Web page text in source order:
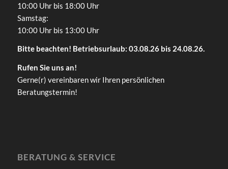
10:00 Uhr bis 18:00 Uhr
Samstag:
10:00 Uhr bis 13:00 Uhr
Bitte beachten! Betriebsurlaub: 03.08.26 bis 24.08.26.
Rufen Sie uns an!
Gerne(r) vereinbaren wir Ihren persönlichen
Beratungstermin!
BERATUNG & SERVICE